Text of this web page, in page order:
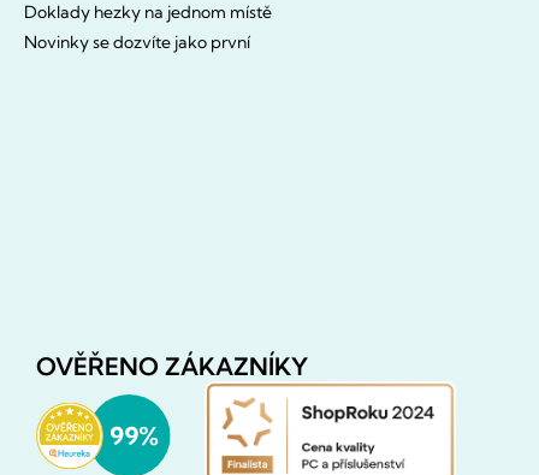
Doklady hezky na jednom místě
Novinky se dozvíte jako první
OVĚŘENO ZÁKAZNÍKY